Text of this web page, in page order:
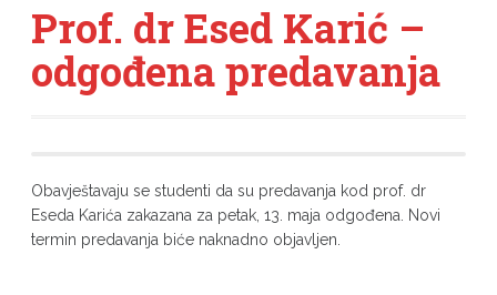
Prof. dr Esed Karić –
odgođena predavanja
Obavještavaju se studenti da su predavanja kod prof. dr
Eseda Karića zakazana za petak, 13. maja odgođena. Novi
termin predavanja biće naknadno objavljen.